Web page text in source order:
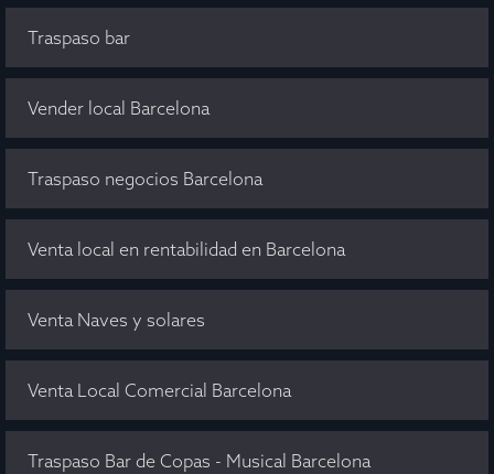
Traspaso bar
Vender local Barcelona
Traspaso negocios Barcelona
Venta local en rentabilidad en Barcelona
Venta Naves y solares
Venta Local Comercial Barcelona
Traspaso Bar de Copas - Musical Barcelona